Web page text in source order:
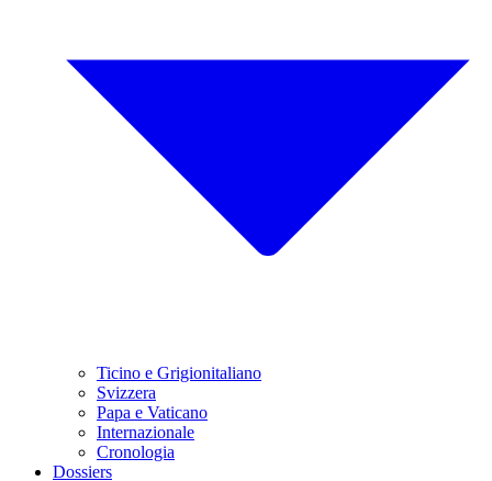
Ticino e Grigionitaliano
Svizzera
Papa e Vaticano
Internazionale
Cronologia
Dossiers